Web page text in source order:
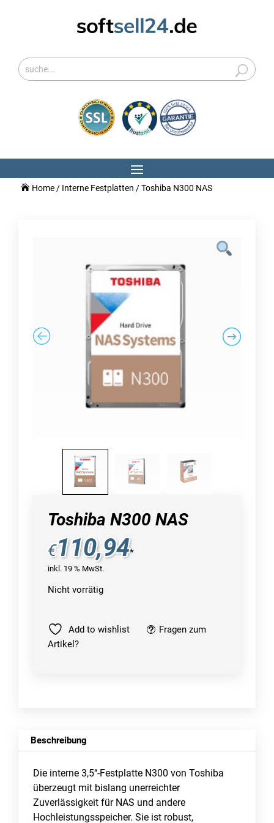
Home/ Interne Festplatten / Toshiba N300 NAS
Toshiba N300 NAS
€110,94*
inkl. 19 % MwSt.
Nicht vorrätig
Add to wishlist
Fragen zum
Artikel?
Beschreibung
Die interne 3,5‘‘-Festplatte N300 von Toshiba
überzeugt mit bislang unerreichter
Zuverlässigkeit für NAS und andere
Hochleistungsspeicher. Sie ist robust,